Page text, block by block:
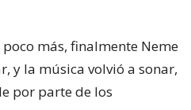
más, finalmente Neme
y la música volvió a sonar,
por parte de los